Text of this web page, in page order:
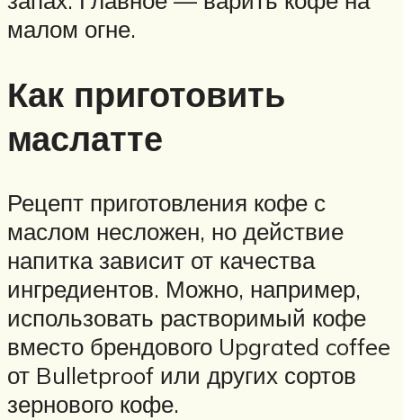
малом огне.
Как приготовить
маслатте
Рецепт приготовления кофе с
маслом несложен, но действие
напитка зависит от качества
ингредиентов. Можно, например,
использовать растворимый кофе
вместо брендового Upgrated coffee
от Bulletproof или других сортов
зернового кофе.